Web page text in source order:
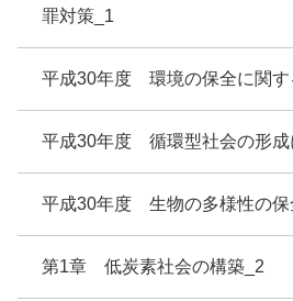
罪対策_1
平成30年度 環境の保全に関す
平成30年度 循環型社会の形成
平成30年度 生物の多様性の保
第1章 低炭素社会の構築_2